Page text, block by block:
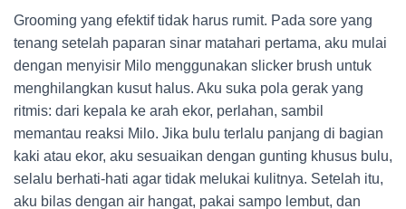
Grooming yang efektif tidak harus rumit. Pada sore yang
tenang setelah paparan sinar matahari pertama, aku mulai
dengan menyisir Milo menggunakan slicker brush untuk
menghilangkan kusut halus. Aku suka pola gerak yang
ritmis: dari kepala ke arah ekor, perlahan, sambil
memantau reaksi Milo. Jika bulu terlalu panjang di bagian
kaki atau ekor, aku sesuaikan dengan gunting khusus bulu,
selalu berhati-hati agar tidak melukai kulitnya. Setelah itu,
aku bilas dengan air hangat, pakai sampo lembut, dan